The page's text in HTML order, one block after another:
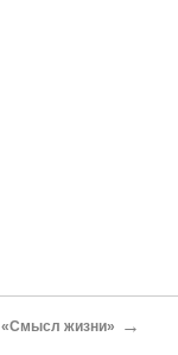
«Смысл жизни» →